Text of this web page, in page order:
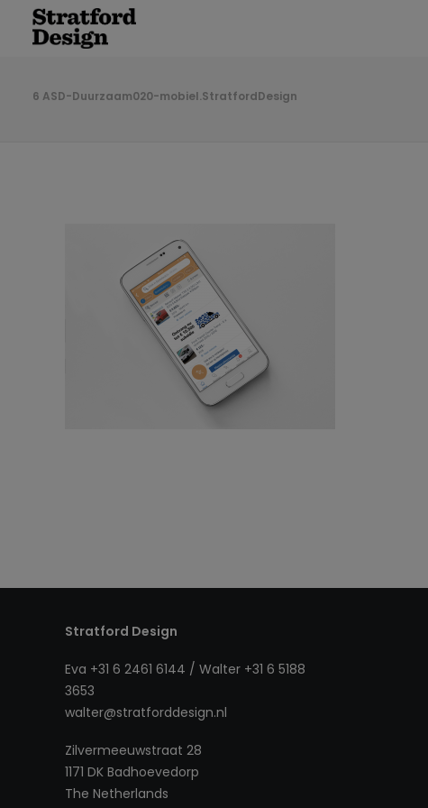
6 ASD-Duurzaam020-mobiel.StratfordDesign
Stratford Design
Eva +31 6 2461 6144 / Walter +31 6 5188
3653
walter@stratforddesign.nl
Zilvermeeuwstraat 28
1171 DK Badhoevedorp
The Netherlands